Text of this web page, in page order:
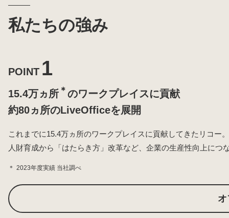
私たちの強み
POINT 1
15.4万ヵ所 ＊ のワークプレイスに貢献
約80ヵ所のLiveOfficeを展開
これまでに15.4万ヵ所のワークプレイスに貢献してきたリコ
人財育成から「はたらき方」改革など、企業の生産性向上につ
＊ 2023年度実績 当社調べ